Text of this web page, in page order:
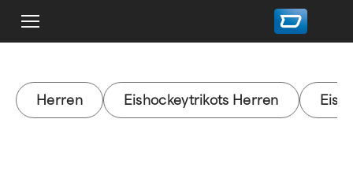
Herren Eishockeytrikots Herren